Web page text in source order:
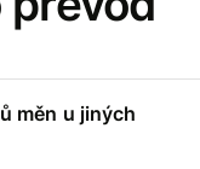
měn u jiných